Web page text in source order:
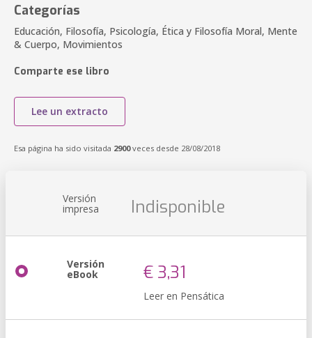
Categorías
Educación, Filosofía, Psicología, Ética y Filosofía Moral, Mente
& Cuerpo, Movimientos
Comparte ese libro
Lee un extracto
Esa página ha sido visitada 2900veces desde 28/08/2018
Versión
impresa Indisponible
Versión
eBook € 3,31
Leer en Pensática